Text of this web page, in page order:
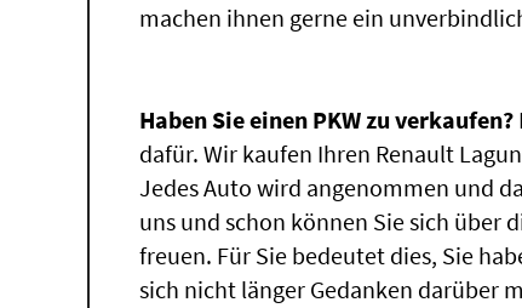
machen ihnen gerne ein
Haben Sie einen PKW zu verkaufen?
dafür. Wir kaufen Ihren Renault
Jedes Auto wird angenommen und
uns und schon können Sie sich über
freuen. Für Sie bedeutet dies, Sie
sich nicht länger Gedanken darüber